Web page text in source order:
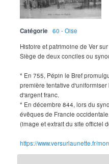
Catégorie
60 - Oise
Histoire et patrimoine de Ver
Siège de deux conciles ou
* En 755, Pépin le Bref
première tentative
d'argent franc.
* En décembre 844, lors du
évêques de Francie
(image et extrait du site officiel
https://www.versurlaunette.fr/